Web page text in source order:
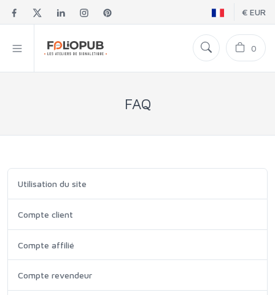
€ EUR
0
FAQ
Utilisation du site
Compte client
Compte affilié
Compte revendeur